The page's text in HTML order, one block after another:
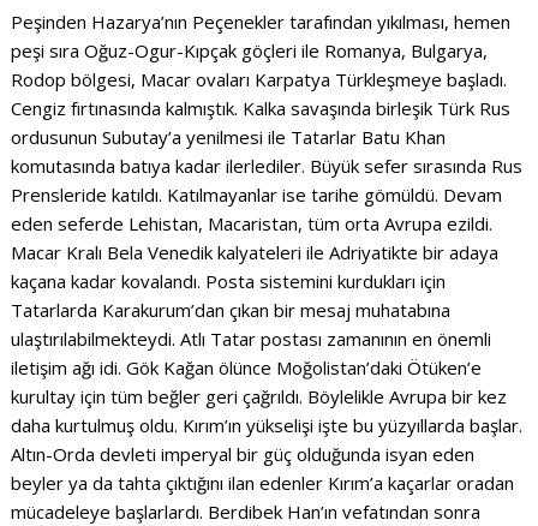
Peşinden Hazarya’nın Peçenekler tarafından yıkılması, hemen
peşi sıra Oğuz-Ogur-Kıpçak göçleri ile Romanya, Bulgarya,
Rodop bölgesi, Macar ovaları Karpatya Türkleşmeye başladı.
Cengiz fırtınasında kalmıştık. Kalka savaşında birleşik Türk Rus
ordusunun Subutay’a yenilmesi ile Tatarlar Batu Khan
komutasında batıya kadar ilerlediler. Büyük sefer sırasında Rus
Prensleride katıldı. Katılmayanlar ise tarihe gömüldü. Devam
eden seferde Lehistan, Macaristan, tüm orta Avrupa ezildi.
Macar Kralı Bela Venedik kalyateleri ile Adriyatikte bir adaya
kaçana kadar kovalandı. Posta sistemini kurdukları için
Tatarlarda Karakurum’dan çıkan bir mesaj muhatabına
ulaştırılabilmekteydi. Atlı Tatar postası zamanının en önemli
iletişim ağı idi. Gök Kağan ölünce Moğolistan’daki Ötüken’e
kurultay için tüm beğler geri çağrıldı. Böylelikle Avrupa bir kez
daha kurtulmuş oldu. Kırım’ın yükselişi işte bu yüzyıllarda başlar.
Altın-Orda devleti imperyal bir güç olduğunda isyan eden
beyler ya da tahta çıktığını ilan edenler Kırım’a kaçarlar oradan
mücadeleye başlarlardı. Berdibek Han’ın vefatından sonra